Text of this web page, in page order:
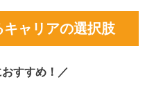
ャリアの選択肢
すすめ！／